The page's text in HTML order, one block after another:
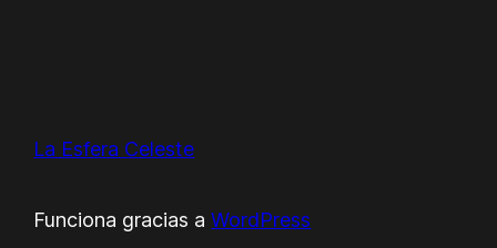
La Esfera Celeste
Funciona gracias aWordPress